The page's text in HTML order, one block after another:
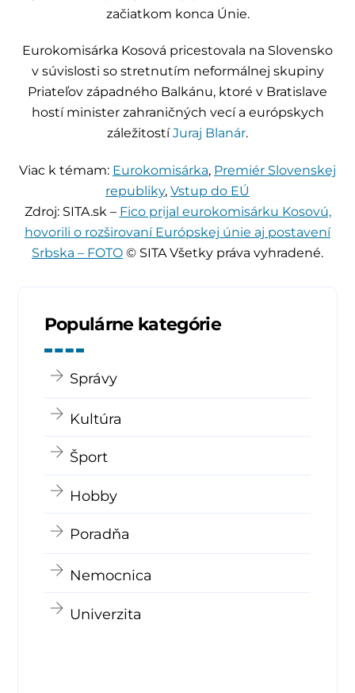
začiatkom konca Únie.
Eurokomisárka Kosová pricestovala na Slovensko
v súvislosti so stretnutím neformálnej skupiny
Priateľov západného Balkánu, ktoré v Bratislave
hostí minister zahraničných vecí a európskych
záležitostíJuraj Blanár.
Viac k témam: Eurokomisárka, Premiér Slovenskej
republiky, Vstup do EÚ
Zdroj: SITA.sk – Fico prijal eurokomisárku Kosovú,
hovorili o rozširovaní Európskej únie aj postavení
Srbska – FOTO © SITA Všetky práva vyhradené.
Populárne kategórie
Správy
Kultúra
Šport
Hobby
Poradňa
Nemocnica
Univerzita